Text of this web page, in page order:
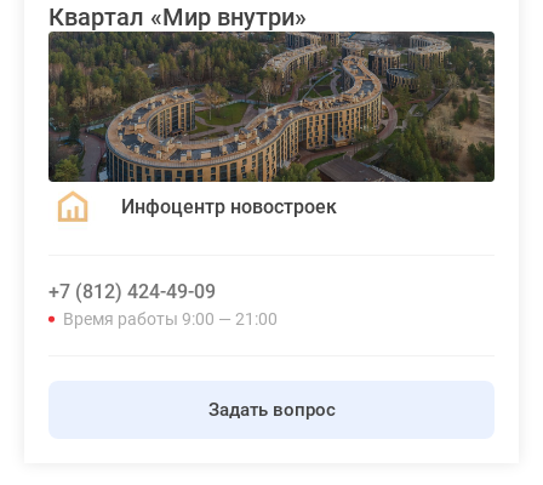
Квартал «Мир внутри»
Инфоцентр новостроек
+7 (812) 424-49-09
Время работы 9:00 — 21:00
Задать вопрос